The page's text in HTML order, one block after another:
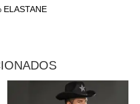
ELASTANE